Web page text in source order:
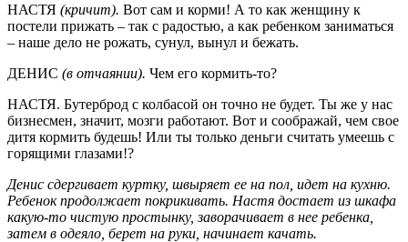
НАСТЯ (кричит). Вот сам и корми! А то как женщину к
постели прижать – так с радостью, а как ребенком заниматься
– наше дело не рожать, сунул, вынул и бежать.
ДЕНИС (в отчаянии). Чем его кормить-то?
НАСТЯ. Бутерброд с колбасой он точно не будет. Ты же у нас
бизнесмен, значит, мозги работают. Вот и соображай, чем свое
дитя кормить будешь! Или ты только деньги считать умеешь с
горящими глазами!?
Денис сдергивает куртку, швыряет ее на пол, идет на кухню.
Ребенок продолжает покрикивать. Настя достает из шкафа
какую-то чистую простынку, заворачивает в нее ребенка,
затем в одеяло, берет на руки, начинает качать.